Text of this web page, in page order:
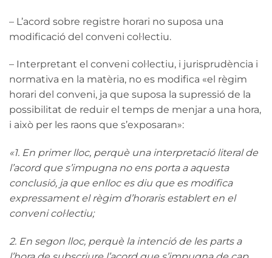
– L’acord sobre registre horari no suposa una
modificació del conveni col·lectiu.
– Interpretant el conveni col·lectiu, i jurisprudència i
normativa en la matèria, no es modifica «el règim
horari del conveni, ja que suposa la supressió de la
possibilitat de reduir el temps de menjar a una hora,
i això per les raons que s’exposaran»:
«1. En primer lloc, perquè una interpretació literal de
l’acord que s’impugna no ens porta a aquesta
conclusió, ja que enlloc es diu que es modifica
expressament el règim d’horaris establert en el
conveni col·lectiu;
2. En segon lloc, perquè la intenció de les parts a